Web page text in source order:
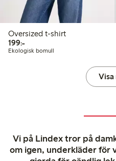
Oversized t-shirt
199:-199,00 kr
Ekologisk bomull
Vi på Lindex tror på
om igen, underkläder för